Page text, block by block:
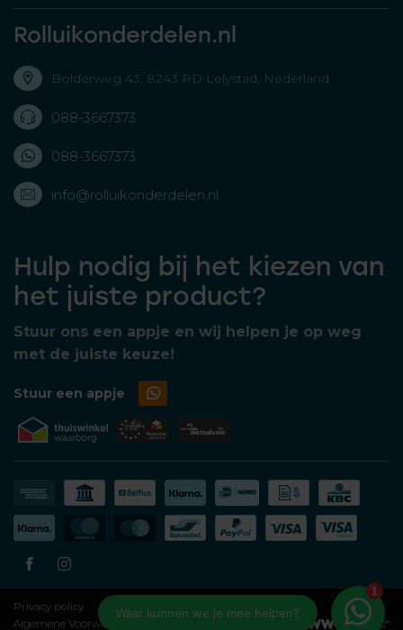
Rolluikonderdelen.nl
Bolderweg 43, 8243 RD Lelystad, Nederland
088-3667373
088-3667373
info@rolluikonderdelen.nl
Hulp nodig bij het kiezen van
het juiste product?
Stuur ons een appje en wij helpen je op weg
met de juiste keuze!
Stuur een appje
Privacy policy
Algemene Voorwaarden